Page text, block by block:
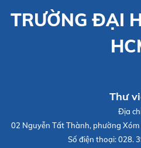
TRƯỜNG ĐẠI
Thư
Địa
02 Nguyễn Tất Thành, phường
Số điện thoại:028.